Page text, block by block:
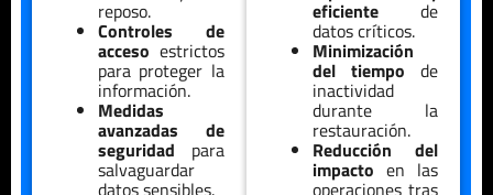
reposo.
Controles de
acceso estrictos
para proteger la
información.
Medidas
avanzadas de
seguridad para
salvaguardar
eficientede
datos críticos.
Minimización
del tiempo de
inactividad
durante la
restauración.
Reducción del
impacto en las